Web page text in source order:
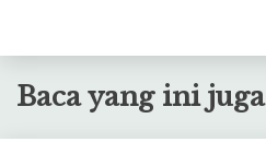
Baca yang ini juga